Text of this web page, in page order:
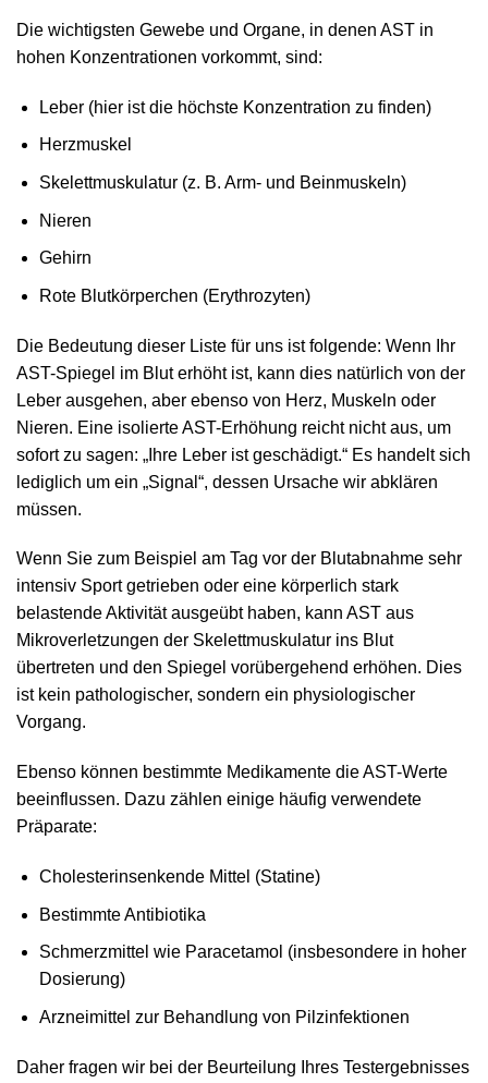
Die wichtigsten Gewebe und Organe, in denen AST in
hohen Konzentrationen vorkommt, sind:
Leber (hier ist die höchste Konzentration zu finden)
Herzmuskel
Skelettmuskulatur (z. B. Arm- und Beinmuskeln)
Nieren
Gehirn
Rote Blutkörperchen (Erythrozyten)
Die Bedeutung dieser Liste für uns ist folgende: Wenn Ihr
AST-Spiegel im Blut erhöht ist, kann dies natürlich von der
Leber ausgehen, aber ebenso von Herz, Muskeln oder
Nieren. Eine isolierte AST-Erhöhung reicht nicht aus, um
sofort zu sagen: „Ihre Leber ist geschädigt.“ Es handelt sich
lediglich um ein „Signal“, dessen Ursache wir abklären
müssen.
Wenn Sie zum Beispiel am Tag vor der Blutabnahme sehr
intensiv Sport getrieben oder eine körperlich stark
belastende Aktivität ausgeübt haben, kann AST aus
Mikroverletzungen der Skelettmuskulatur ins Blut
übertreten und den Spiegel vorübergehend erhöhen. Dies
ist kein pathologischer, sondern ein physiologischer
Vorgang.
Ebenso können bestimmte Medikamente die AST-Werte
beeinflussen. Dazu zählen einige häufig verwendete
Präparate:
Cholesterinsenkende Mittel (Statine)
Bestimmte Antibiotika
Schmerzmittel wie Paracetamol (insbesondere in hoher
Dosierung)
Arzneimittel zur Behandlung von Pilzinfektionen
Daher fragen wir bei der Beurteilung Ihres Testergebnisses